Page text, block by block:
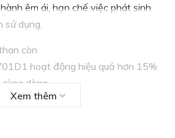
êm ái, hạn chế việc phát sinh
sử dụng.
còn
hoạt động hiệu quả hơn 15%
dòng.
Xem thêm